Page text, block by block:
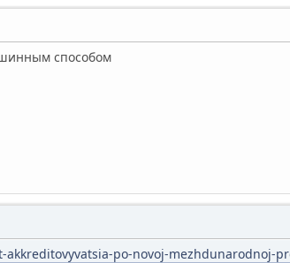
способом
po-novoj-mezhdunarodnoj-